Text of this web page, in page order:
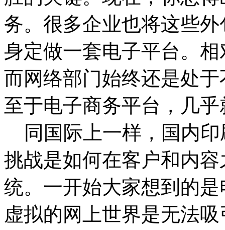
务。很多企业也将这些
身定做一套电子平台。
而网络部门始终还是处
至于电子商务平台，几
同国际上一样，国内印
挑战是如何在客户和内
统。一开始大家想到的
虚拟的网上世界是无法